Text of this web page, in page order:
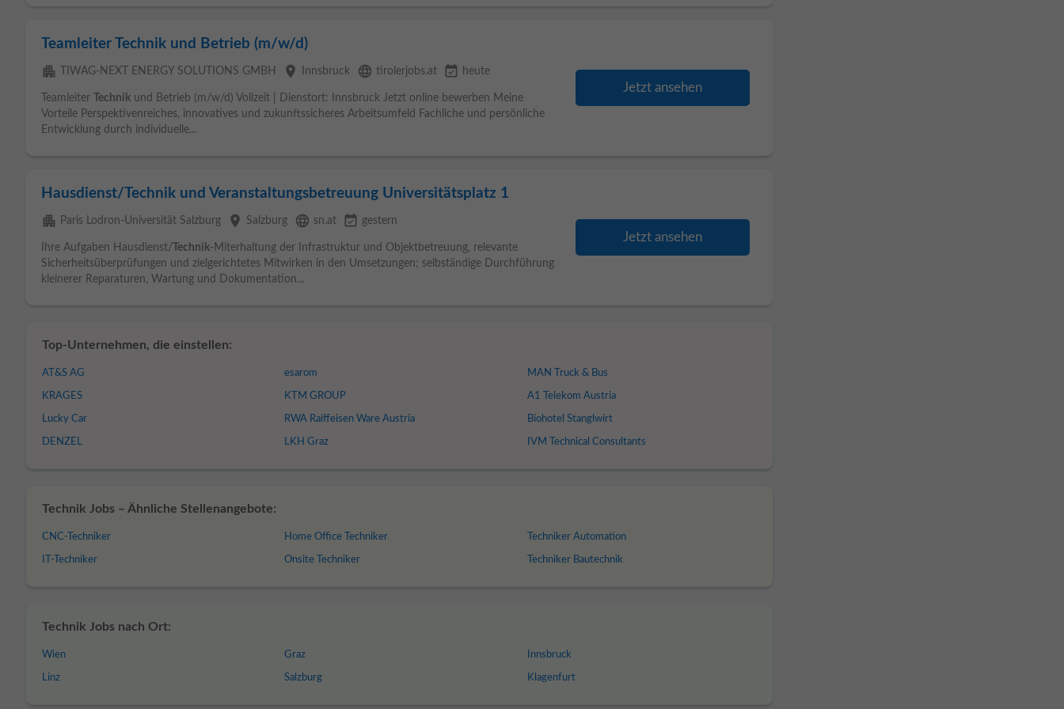
Teamleiter Technik und Betrieb (m/w/d)
apartment TIWAG-NEXT ENERGY SOLUTIONS GMBH place Innsbruck language tirolerjobs.at event_available heute
Teamleiter Technik und Betrieb (m/w/d) Vollzeit | Dienstort: Innsbruck Jetzt online bewerben Meine
Vorteile Perspektivenreiches, innovatives und zukunftssicheres Arbeitsumfeld Fachliche und persönliche
Entwicklung durch individuelle...
Jetzt ansehen
Hausdienst/Technik und Veranstaltungsbetreuung Universitätsplatz 1
apartment Paris Lodron-Universität Salzburg place Salzburg language sn.at event_available gestern
Ihre Aufgaben Hausdienst/ Technik-Miterhaltung der Infrastruktur und Objektbetreuung, relevante
Sicherheitsüberprüfungen und zielgerichtetes Mitwirken in den Umsetzungen; selbständige Durchführung
kleinerer Reparaturen, Wartung und Dokumentation...
Jetzt ansehen
Top-Unternehmen, die einstellen:
AT&S AG
KRAGES
Lucky Car
DENZEL
esarom
KTM GROUP
RWA Raiffeisen Ware Austria
LKH Graz
MAN Truck & Bus
A1 Telekom Austria
Biohotel Stanglwirt
IVM Technical Consultants
Technik Jobs – Ähnliche Stellenangebote:
CNC-Techniker
IT-Techniker
Home Office Techniker
Onsite Techniker
Techniker Automation
Techniker Bautechnik
Technik Jobs nach Ort:
Wien
Linz
Graz
Salzburg
Innsbruck
Klagenfurt